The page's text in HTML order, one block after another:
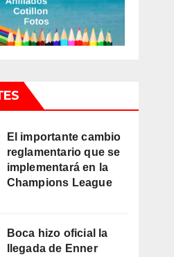
El importante cambio
reglamentario que se
implementará en la
Champions League
Boca hizo oficial la
llegada de Enner